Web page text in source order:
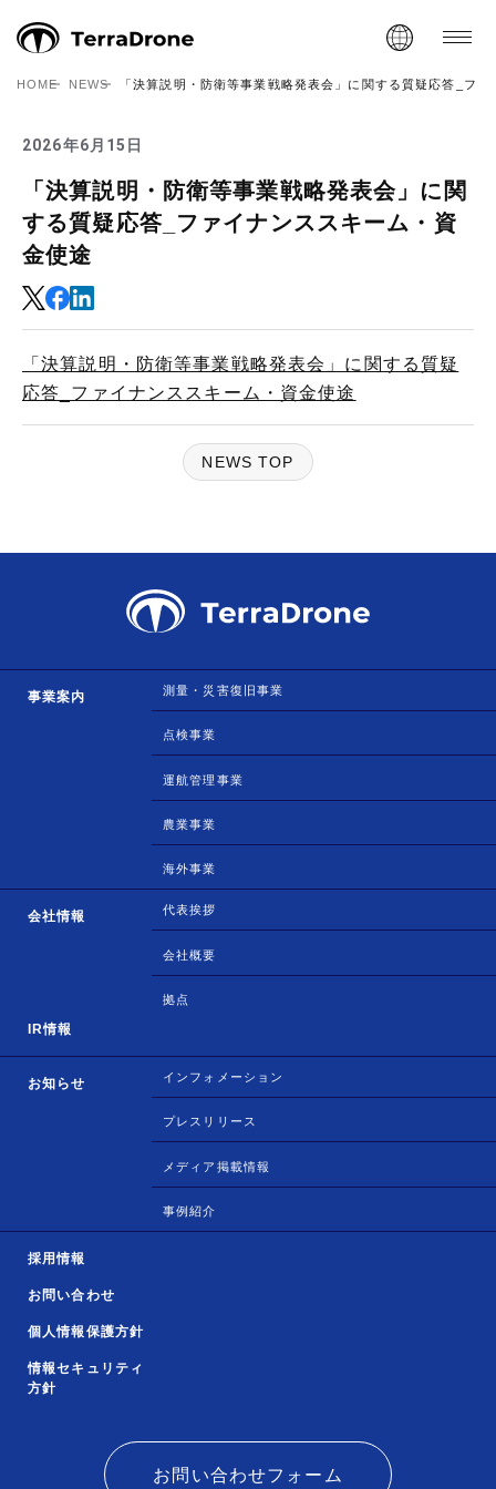
HOME NEWS 「決算説明・防衛等事業戦略発表会」に関する質疑応答_フ
2026年6月15日
「決算説明・防衛等事業戦略発表会」に関
する質疑応答_ファイナンススキーム・資
金使途
「決算説明・防衛等事業戦略発表会」に関する質疑
応答_ファイナンススキーム・資金使途
NEWS TOP
事業案内 測量・災害復旧事業
点検事業
運航管理事業
農業事業
海外事業
会社情報 代表挨拶
会社概要
拠点
IR情報
お知らせ インフォメーション
プレスリリース
メディア掲載情報
事例紹介
採用情報
お問い合わせ
個人情報保護方針
情報セキュリティ
方針
お問い合わせフォーム